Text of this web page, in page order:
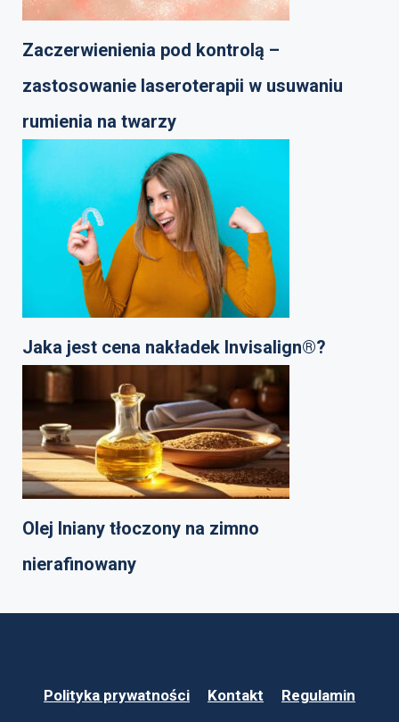
Zaczerwienienia pod kontrolą –
zastosowanie laseroterapii w usuwaniu
rumienia na twarzy
Jaka jest cena nakładek Invisalign®?
Olej lniany tłoczony na zimno
nierafinowany
Polityka prywatności Kontakt Regulamin